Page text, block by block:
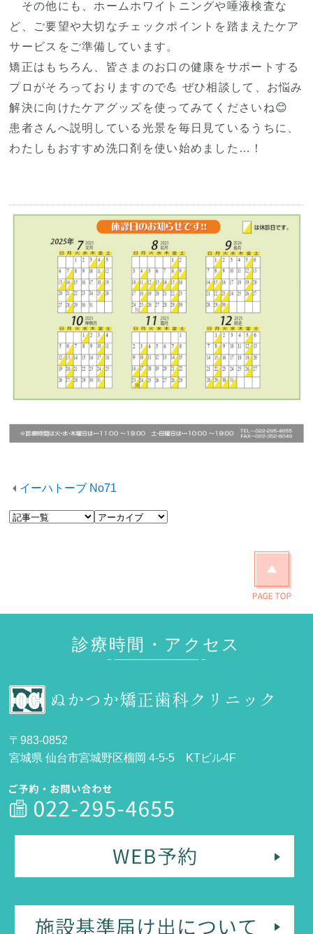
その他にも、ホームホワイトニングや唾液検査な
ど、ご要望や大切なチェックポイントを踏まえたケア
サービスをご準備しています。
矯正はもちろん、皆さまのお口の健康をサポートする
プロがそろっておりますので💪 ぜひ相談して、お悩み
解決に向けたケアグッズを使ってみてくださいね😊
患者さんへ説明している光景を毎日見ているうちに、
わたしもおすすめ洗口剤を使い始めました…！
イーハトーブ No71
診療時間・アクセス
〒983-0852
宮城県 仙台市宮城野区榴岡 4-5-5 KTビル4F